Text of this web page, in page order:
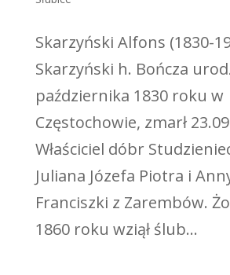
Skarzyński Alfons (1830-
Skarzyński h. Bończa
października 1830 roku w
Częstochowie, zmarł
Właściciel dóbr
Juliana Józefa Piotra i
Franciszki z Zarembów.
1860 roku wziął ślub...